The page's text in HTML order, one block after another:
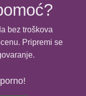
bez troškova
Pripremi se